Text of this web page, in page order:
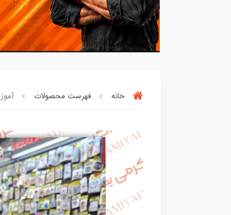
خانه فهرست محصولات